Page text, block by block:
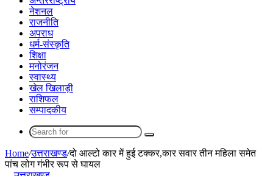
नेशनल
राजनीति
अपराध
धर्म-संस्कृति
शिक्षा
मनोरंजन
स्वास्थ्य
खेल खिलाड़ी
राशिफल
सम्पादकीय
Search
Home/उत्तराखण्ड/दो आल्टो कार में हुई टक्कर,कार सवार तीन महिला समेत
पांच लोग गंभीर रूप से घायल